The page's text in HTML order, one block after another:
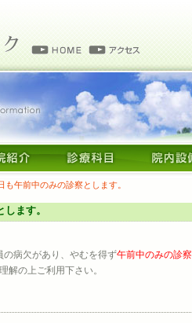
も午前中のみの診察とします。
ます。
の病欠があり、やむを得ず午前中のみの診察
解の上ご利用下さい。